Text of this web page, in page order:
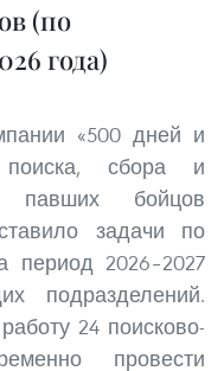
(по
года)
«500 дней и
сбора и
павших бойцов
задачи по
период 2026–2027
подразделений.
24 поисково-
провести